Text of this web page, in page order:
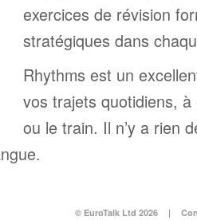
exercices de révision
stratégiques dans
Rhythms est un
vos trajets quotidiens,
ou le train. Il n’y a rien
© EuroTalk Ltd 2026 |